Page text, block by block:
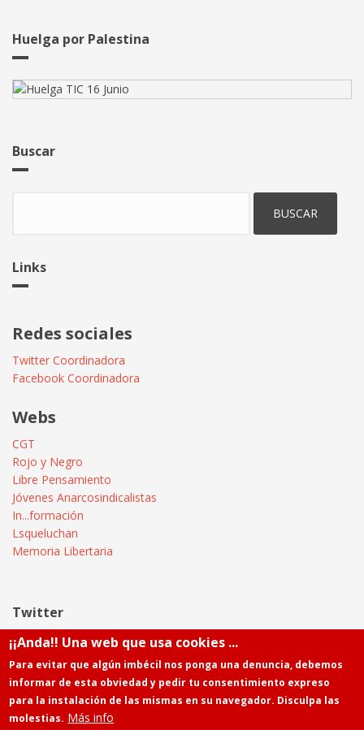
Andres
Huelga por Palestina
Buscar
Links
Redes sociales
Twitter Coordinadora
Facebook Coordinadora
Webs
CGT
Rojo y Negro
Libre Pensamiento
Jóvenes Anarcosindicalistas
In...formación
Lsqueluchan
Memoria Libertaria
Twitter
Tweets by @Informatica_CGT
¡¡Anda!! Una web que usa cookies ...
Para evitar que algún imbécil nos ponga una denuncia, debemos
informar de esta obviedad y pedir tu consentimiento expreso
para la instalación de las mismas en su navegador. Disculpa las
molestias. Más info